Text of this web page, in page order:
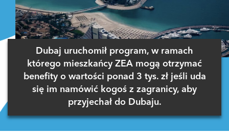
Dubaj uruchomił program, w ramach
którego mieszkańcy ZEA mogą otrzymać
benefity o wartości ponad 3 tys. zł jeśli uda
się im namówić kogoś z zagranicy, aby
przyjechał do Dubaju.